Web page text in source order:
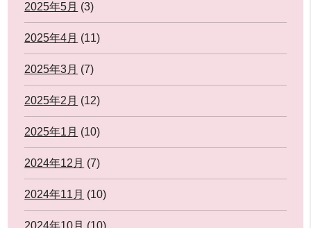
2025年5月 (3)
2025年4月 (11)
2025年3月 (7)
2025年2月 (12)
2025年1月 (10)
2024年12月 (7)
2024年11月 (10)
2024年10月 (10)